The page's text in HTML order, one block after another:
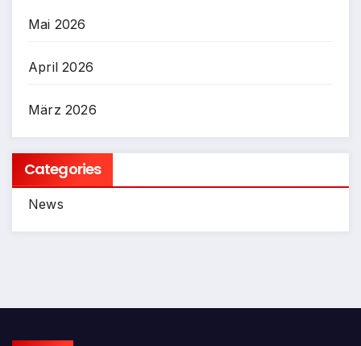
Mai 2026
April 2026
März 2026
Categories
News